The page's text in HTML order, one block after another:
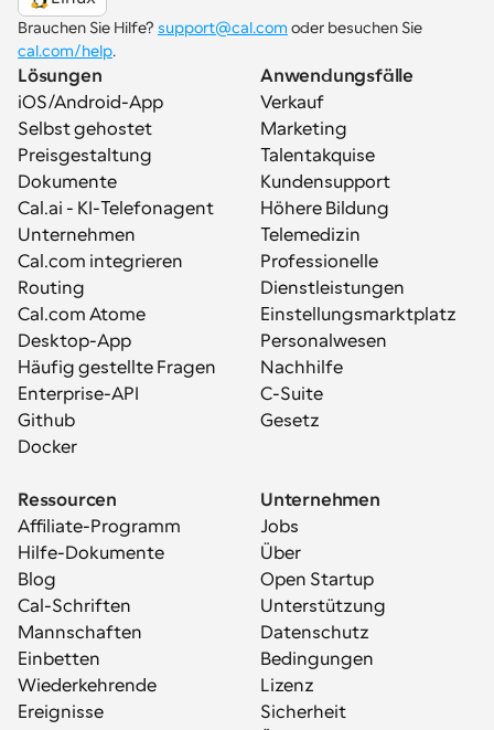
Brauchen Sie Hilfe? support@cal.com
cal.com/help.
Lösungen
iOS/Android-App
Selbst gehostet
Preisgestaltung
Dokumente
Cal.ai - KI-Telefonagent
Unternehmen
Cal.com integrieren
Routing
Cal.com Atome
Desktop-App
Häufig gestellte Fragen
Enterprise-API
Github
Docker
Anwendungsfälle
Verkauf
Marketing
Talentakquise
Kundensupport
Höhere Bildung
Telemedizin
Professionelle
Dienstleistungen
Einstellungsmarktplatz
Personalwesen
Nachhilfe
C-Suite
Gesetz
Ressourcen
Affiliate-Programm
Hilfe-Dokumente
Blog
Cal-Schriften
Mannschaften
Einbetten
Wiederkehrende
Ereignisse
Unternehmen
Jobs
Über
Open Startup
Unterstützung
Datenschutz
Bedingungen
Lizenz
Sicherheit